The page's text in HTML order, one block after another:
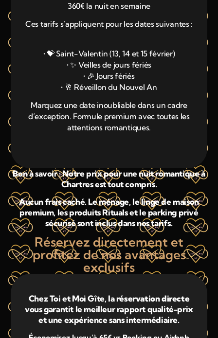
360€ la nuit en semaine
Ces tarifs s’appliquent pour les dates suivantes :
• 💝 Saint-Valentin (13, 14 et 15 février)
• ✨ Veilles de jours fériés
• 🎉 Jours fériés
• 🥂 Réveillon du Nouvel An
Marquez une date inoubliable dans un cadre
d’exception. Formule premium avec toutes les
attentions romantiques.
Bon à savoir : Notre prix pour une nuit romantique à
Chartres est tout compris.
Aucun frais caché. Le ménage, le linge de maison
premium, les produits Rituals et le parking privé
sécurisé sont inclus dans nos tarifs.
Réservez directement et
profitez de nos avantages
exclusifs
Chez Toi et Moi Gîte, laréservation directe
vous garantit le meilleur rapport qualité-prix
et une expérience sans intermédiaire.